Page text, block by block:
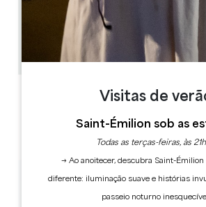
1 km
ETIQUETAS
Visitas de
Saint-Émilion sob as
Todas as terças-feiras, às
→ Ao anoitecer, descubra Saint-
diferente: iluminação suave e histórias
passeio noturno